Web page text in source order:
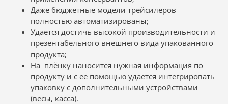
Даже бюджетные модели трейсилеров
полностью автоматизированы;
Удается достичь высокой производительности и
презентабельного внешнего вида упакованного
продукта;
На плёнку наносится нужная информация по
продукту и с ее помощью удается интегрировать
упаковку с дополнительными устройствами
(весы, касса).